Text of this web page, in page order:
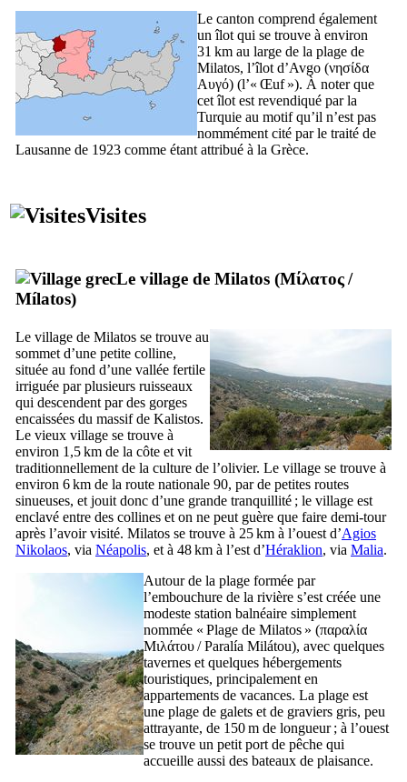
Le canton comprend également
un îlot qui se trouve à environ
31 km au large de la plage de
Milatos, l’îlot d’Avgo (νησίδα
Αυγό) (l’« Œuf »). À noter que
cet îlot est revendiqué par la
Turquie au motif qu’il n’est pas
nommément cité par le traité de
Lausanne de 1923 comme étant attribué à la Grèce.
Visites
Le village de Milatos (Μίλατος/
Mílatos)
Le village de Milatos se trouve au
sommet d’une petite colline,
située au fond d’une vallée fertile
irriguée par plusieurs ruisseaux
qui descendent par des gorges
encaissées du massif de Kalistos.
Le vieux village se trouve à
environ 1,5 km de la côte et vit
traditionnellement de la culture de l’olivier. Le village se trouve à
environ 6 km de la route nationale 90, par de petites routes
sinueuses, et jouit donc d’une grande tranquillité ; le village est
enclavé entre des collines et on ne peut guère que faire demi-tour
après l’avoir visité. Milatos se trouve à 25 km à l’ouest d’Agios
Nikolaos, via Néapolis, et à 48 km à l’est d’Héraklion, via Malia.
Autour de la plage formée par
l’embouchure de la rivière s’est créée une
modeste station balnéaire simplement
nommée « Plage de Milatos » (παραλία
Μιλάτου/Paralía Milátou), avec quelques
tavernes et quelques hébergements
touristiques, principalement en
appartements de vacances. La plage est
une plage de galets et de graviers gris, peu
attrayante, de 150 m de longueur ; à l’ouest
se trouve un petit port de pêche qui
accueille aussi des bateaux de plaisance.